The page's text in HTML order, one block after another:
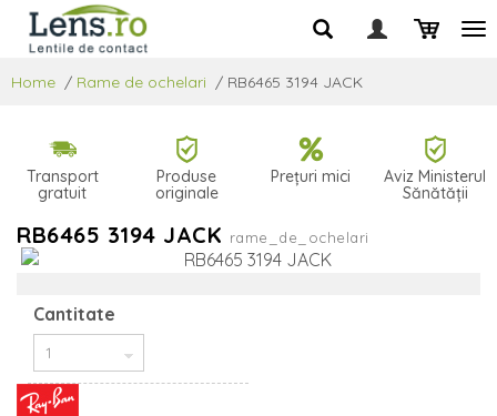
Home / Rame de ochelari / RB6465 3194 JACK
Transport
gratuit
Produse
originale
Prețuri mici
Aviz Ministerul
Sănătății
RB6465 3194 JACK rame_de_ochelari
Cantitate